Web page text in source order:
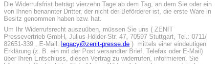
Die Widerrufsfrist beträgt vierzehn Tage ab dem Tag, an dem Sie oder ein
von Ihnen benannter Dritter, der nicht der Beförderer ist, die erste Ware in
Besitz genommen haben bzw. hat.
Um Ihr Widerrufsrecht auszuüben, müssen Sie uns ( ZENIT
Pressevertrieb GmbH, Julius-Hölder-Str. 47, 70597 Stuttgart, Tel.: 0711/
82651-339 , E-Mail: legacy@zenit-presse.de ) mittels einer eindeutigen
Erklärung (z. B. ein mit der Post versandter Brief, Telefax oder E-Mail)
über Ihren Entschluss, diesen Vertrag zu widerrufen, informieren. Sie